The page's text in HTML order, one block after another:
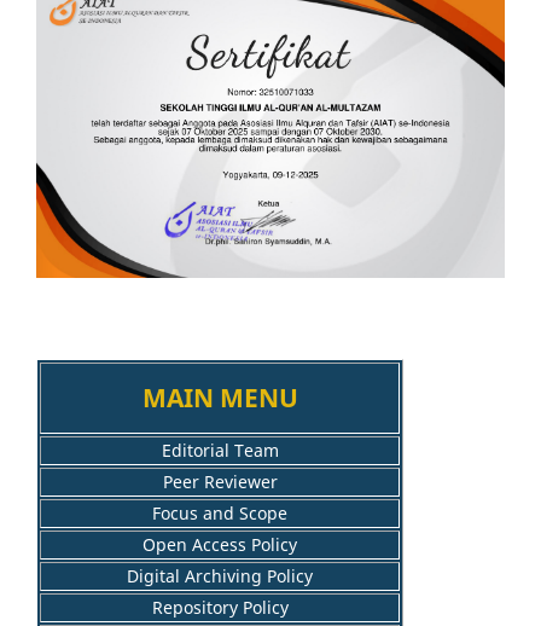
MAIN MENU
Editorial Team
Peer Reviewer
Focus and Scope
Open Access Policy
Digital Archiving Policy
Repository Policy